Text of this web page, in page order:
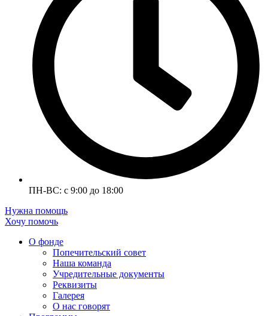
ПН-ВС: с 9:00 до 18:00
Нужна помощь
Хочу помочь
О фонде
Попечительский совет
Наша команда
Учредительные документы
Реквизиты
Галерея
О нас говорят